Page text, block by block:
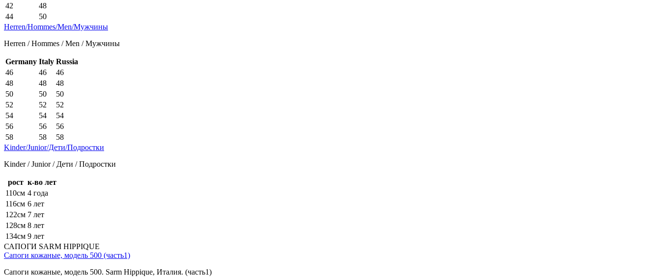
42
48
44
50
Herren/Hommes/Men/Мужчины
Herren / Hommes / Men / Мужчины
Germany Italy Russia
46
46
46
48
48
48
50
50
50
52
52
52
54
54
54
56
56
56
58
58
58
Kinder/Junior/Дети/Подростки
Kinder / Junior / Дети / Подростки
рост к-во лет
110см 4 года
116см 6 лет
122см 7 лет
128см 8 лет
134см 9 лет
САПОГИ SARM HIPPIQUE
Сапоги кожаные, модель 500 (часть1)
Сапоги кожаные, модель 500. Sarm Hippique, Италия. (часть1)